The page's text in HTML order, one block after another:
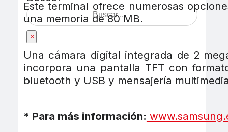
×
Este terminal ofrece numerosas
una memoria de 80 MB.
Una cámara digital integrada de 2
incorpora una pantalla TFT con
bluetooth y USB y mensajería
* Para más información: